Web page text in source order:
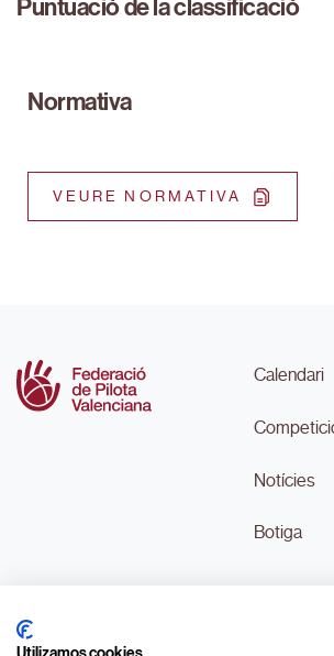
Puntuació de la classificació
Normativa
VEURE NORMATIVA
Calendari
Notícies
Botiga